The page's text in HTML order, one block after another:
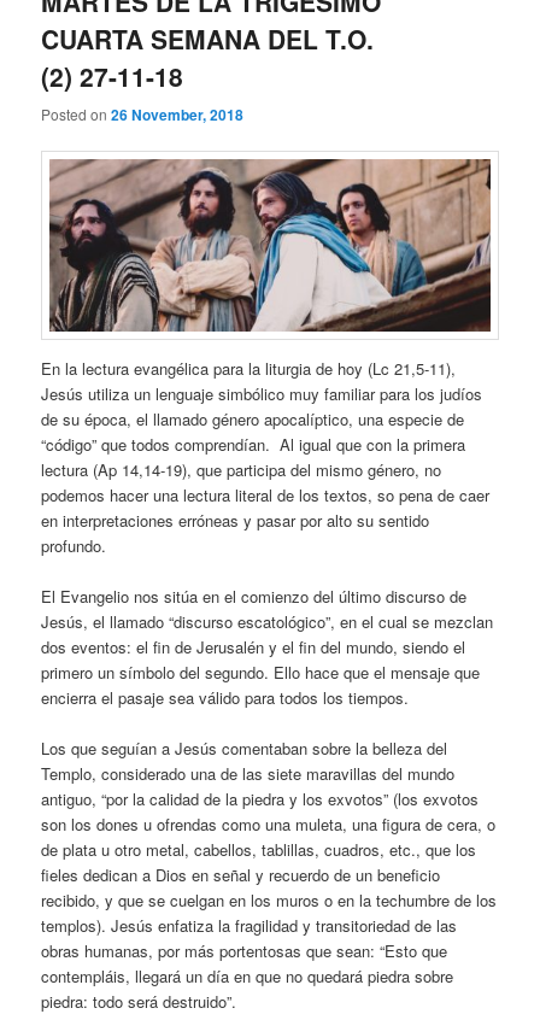
CUARTA SEMANA DEL T.O.
(2) 27-11-18
Posted on26 November, 2018
En la lectura evangélica para la liturgia de hoy (Lc 21,5-11),
Jesús utiliza un lenguaje simbólico muy familiar para los judíos
de su época, el llamado género apocalíptico, una especie de
“código” que todos comprendían. Al igual que con la primera
lectura (Ap 14,14-19), que participa del mismo género, no
podemos hacer una lectura literal de los textos, so pena de caer
en interpretaciones erróneas y pasar por alto su sentido
profundo.
El Evangelio nos sitúa en el comienzo del último discurso de
Jesús, el llamado “discurso escatológico”, en el cual se mezclan
dos eventos: el fin de Jerusalén y el fin del mundo, siendo el
primero un símbolo del segundo. Ello hace que el mensaje que
encierra el pasaje sea válido para todos los tiempos.
Los que seguían a Jesús comentaban sobre la belleza del
Templo, considerado una de las siete maravillas del mundo
antiguo, “por la calidad de la piedra y los exvotos” (los exvotos
son los dones u ofrendas como una muleta, una figura de cera, o
de plata u otro metal, cabellos, tablillas, cuadros, etc., que los
fieles dedican a Dios en señal y recuerdo de un beneficio
recibido, y que se cuelgan en los muros o en la techumbre de los
templos). Jesús enfatiza la fragilidad y transitoriedad de las
obras humanas, por más portentosas que sean: “Esto que
contempláis, llegará un día en que no quedará piedra sobre
piedra: todo será destruido”.